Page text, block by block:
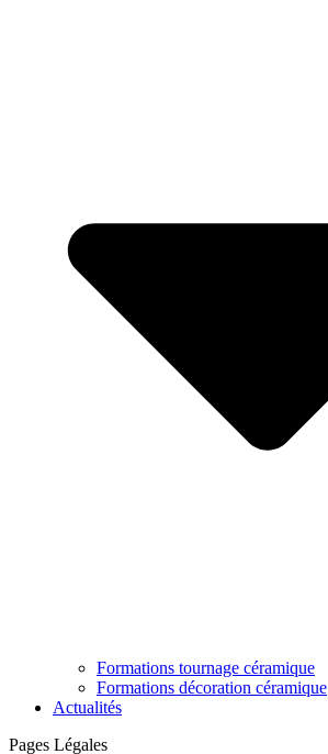
Formations tournage céramique
Formations décoration céramique
Actualités
Pages Légales